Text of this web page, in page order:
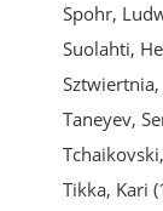
Spohr,
Suolahti,
Taneyev,
Tikka, Kari